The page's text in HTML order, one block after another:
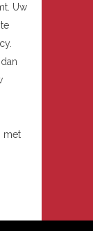
Uw
met